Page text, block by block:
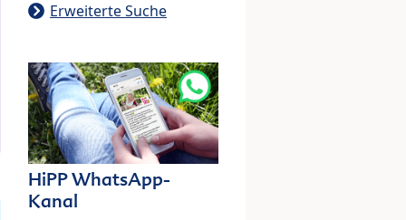
Erweiterte Suche
HiPP WhatsApp-
Kanal